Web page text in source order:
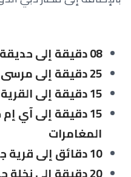
08 دقيقة إلى حديقة الفراشات بدبي
25 دقيقة إلى مرسى دبي
15 دقيقة إلى القرية العالمية
15 دقيقة إلى آي
المغامرات
10 دقائق إلى قرية جميرا الدائرية